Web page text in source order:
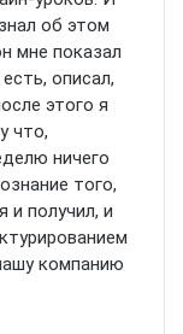
об этом
мне показал
описал,
этого я
что,
ничего
того,
и получил, и
компанию